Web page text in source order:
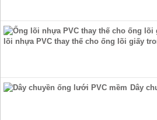
lõi nhựa PVC thay thế cho ống lõi giấy
Dây